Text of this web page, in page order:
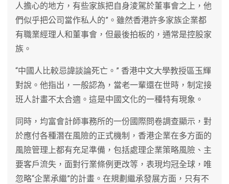
人擔心的地方，有些家族把自身淩駕於董事會之上，他
們似乎把公司當作私人的”。雖然香港許多家族企業都
有職業經理人和董事會，但最後拍板的，通常是控股家
族。
“中國人比較忌諱談論死亡。” 香港中文大學教授區玉輝
對說。他指出，一般認為，當老一輩還在世時，制定接
班人計畫不太合適。這是中國文化的一種特有現象。
同時，均富會計師事務所的一份國際問卷調查顯示，對
於應付各種潛在風險的正式機制，香港企業在多方面的
風險管理上都有充足準備，包括處理企業策略風險、主
要客戶流失，面對行業條例更改等，表現均冠全球，唯
忽略“企業承繼”的計畫。在規劃繼承發展方面，只有不